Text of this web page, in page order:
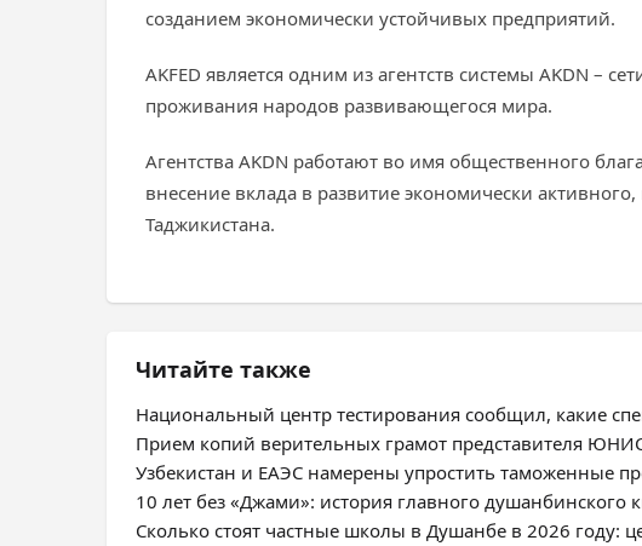
созданием экономически устойчивых предприятий.
AKFED является одним из агентств системы AKDN –
проживания народов развивающегося мира.
Агентства AKDN работают во имя общественного
внесение вклада в развитие экономически
Таджикистана.
Читайте также
Национальный центр тестирования сообщил, какие
Прием копий верительных грамот представителя
Узбекистан и ЕАЭС намерены упростить таможенные
10 лет без «Джами»: история главного душанбинского
Сколько стоят частные школы в Душанбе в 2026 году: